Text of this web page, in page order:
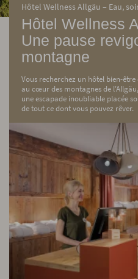
Hôtel Wellness Allgäu – Eau,
Hôtel Wellness
Une pause
montagne
Vous recherchez un hôtel bien-
au cœur des montagnes de
une escapade inoubliable placée
de tout ce dont vous pouvez rêver.